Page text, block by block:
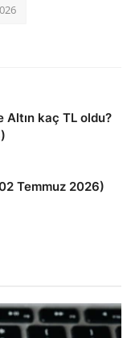
Altın kaç TL oldu?
Temmuz 2026)